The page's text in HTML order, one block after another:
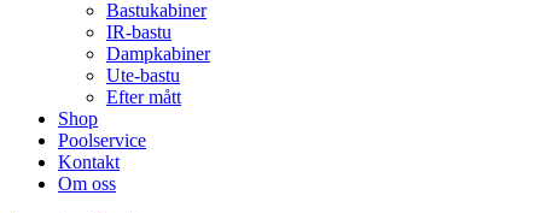
Bastukabiner
IR-bastu
Dampkabiner
Ute-bastu
Efter mått
Shop
Poolservice
Kontakt
Om oss